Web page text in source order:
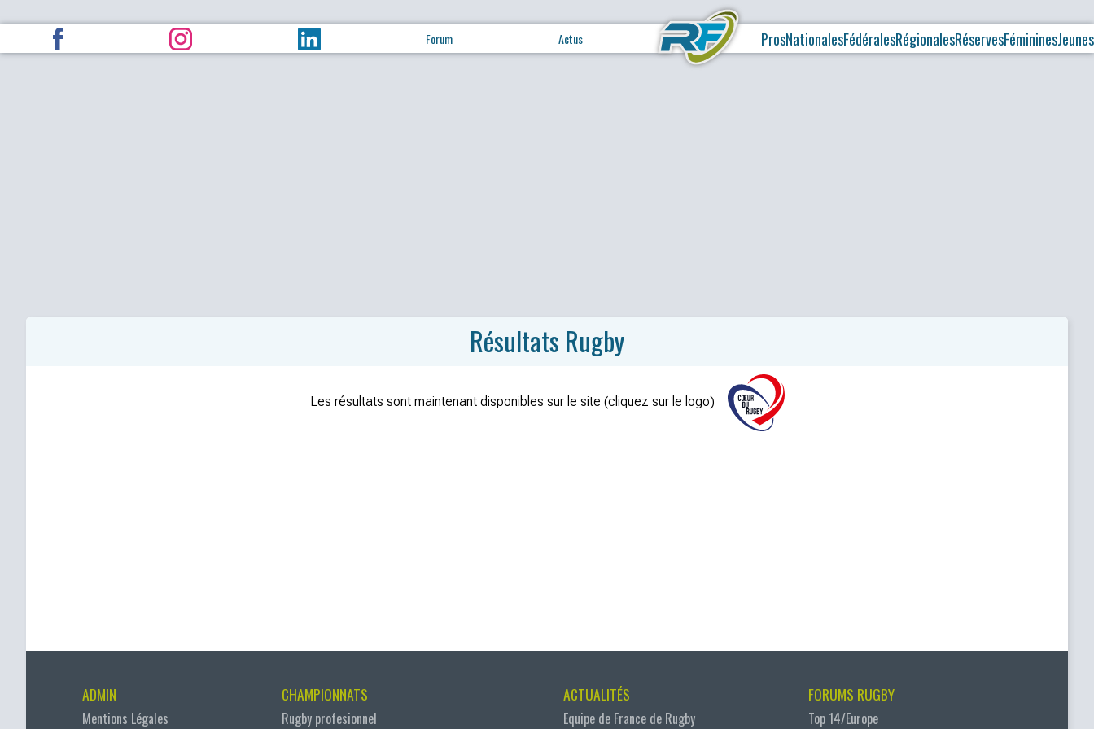
Forum Actus ProsNationalesFédéralesRégionalesRéservesFémininesJeunes
Résultats Rugby
Les résultats sont maintenant disponibles sur le site (cliquez sur le logo)
ADMIN
Mentions Légales
CHAMPIONNATS
Rugby profesionnel
ACTUALITÉS
Equipe de France de Rugby
FORUMS RUGBY
Top 14/Europe